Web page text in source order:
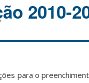
2010-
para o